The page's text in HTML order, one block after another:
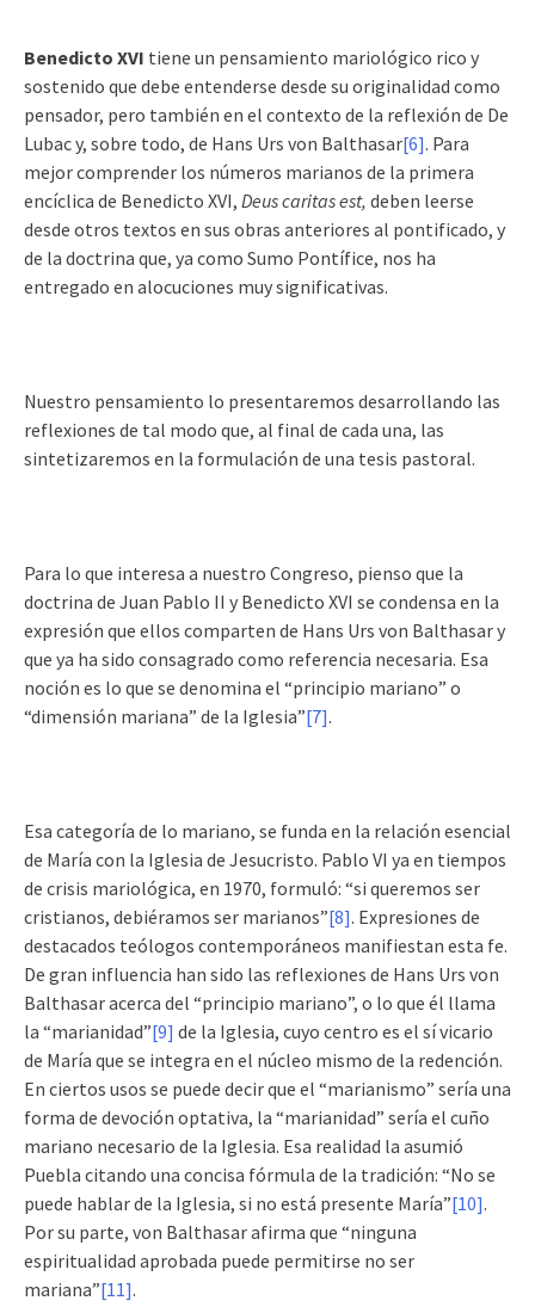
Benedicto XVI tiene un pensamiento mariológico rico y
sostenido que debe entenderse desde su originalidad como
pensador, pero también en el contexto de la reflexión de De
Lubac y, sobre todo, de Hans Urs von Balthasar[6]. Para
mejor comprender los números marianos de la primera
encíclica de Benedicto XVI, Deus caritas est, deben leerse
desde otros textos en sus obras anteriores al pontificado, y
de la doctrina que, ya como Sumo Pontífice, nos ha
entregado en alocuciones muy significativas.
Nuestro pensamiento lo presentaremos desarrollando las
reflexiones de tal modo que, al final de cada una, las
sintetizaremos en la formulación de una tesis pastoral.
Para lo que interesa a nuestro Congreso, pienso que la
doctrina de Juan Pablo II y Benedicto XVI se condensa en la
expresión que ellos comparten de Hans Urs von Balthasar y
que ya ha sido consagrado como referencia necesaria. Esa
noción es lo que se denomina el “principio mariano” o
“dimensión mariana” de la Iglesia”[7].
Esa categoría de lo mariano, se funda en la relación esencial
de María con la Iglesia de Jesucristo. Pablo VI ya en tiempos
de crisis mariológica, en 1970, formuló: “si queremos ser
cristianos, debiéramos ser marianos”[8]. Expresiones de
destacados teólogos contemporáneos manifiestan esta fe.
De gran influencia han sido las reflexiones de Hans Urs von
Balthasar acerca del “principio mariano”, o lo que él llama
la “marianidad”[9] de la Iglesia, cuyo centro es el sí vicario
de María que se integra en el núcleo mismo de la redención.
En ciertos usos se puede decir que el “marianismo” sería una
forma de devoción optativa, la “marianidad” sería el cuño
mariano necesario de la Iglesia. Esa realidad la asumió
Puebla citando una concisa fórmula de la tradición: “No se
puede hablar de la Iglesia, si no está presente María”[10].
Por su parte, von Balthasar afirma que “ninguna
espiritualidad aprobada puede permitirse no ser
mariana”[11].